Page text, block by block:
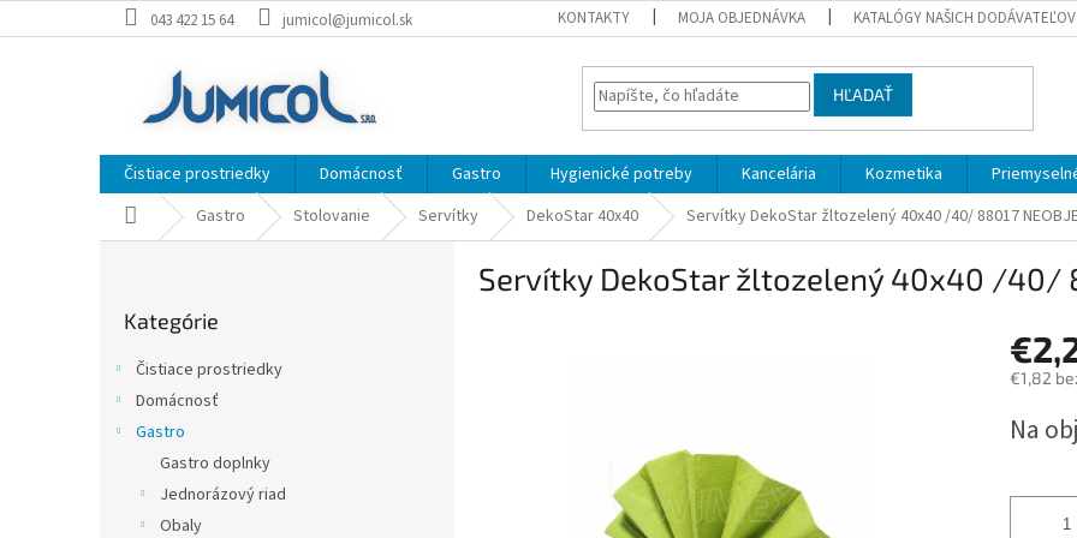
na
043 422 15 64 jumicol@jumicol.sk KONTAKTY MOJA OBJEDNÁVKA KATALÓGY NAŠICH DODÁVATEĽOV
HĽADAŤ
Čistiace prostriedky Domácnosť Gastro Hygienické potreby Kancelária Kozmetika
Domov Gastro Stolovanie Servítky DekoStar 40x40 Servítky DekoStar žltozelený 40x40 /40/ 88017
kategórie
Kategórie
Čistiace prostriedky
Domácnosť
Gastro
Gastro doplnky
Jednorázový riad
Obaly
Servítky DekoStar žltozelený 40x40 /40/
€1,82
cena:
Na